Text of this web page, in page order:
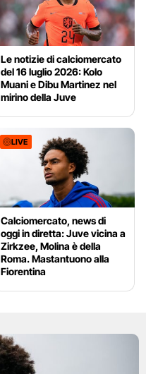
Le notizie di calciomercato
del 16 luglio 2026: Kolo
Muani e Dibu Martinez nel
mirino della Juve
LIVE
Calciomercato, news di
oggi in diretta: Juve vicina a
Zirkzee, Molina è della
Roma. Mastantuono alla
Fiorentina